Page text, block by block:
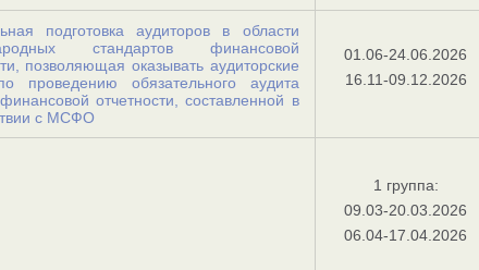
подготовка аудиторов в области
стандартов финансовой
позволяющая оказывать аудиторские
проведению обязательного аудита
отчетности, составленной в
с МСФО
01.06-24.06.2026
16.11-09.12.2026
1 группа:
09.03-20.03.2026
06.04-17.04.2026